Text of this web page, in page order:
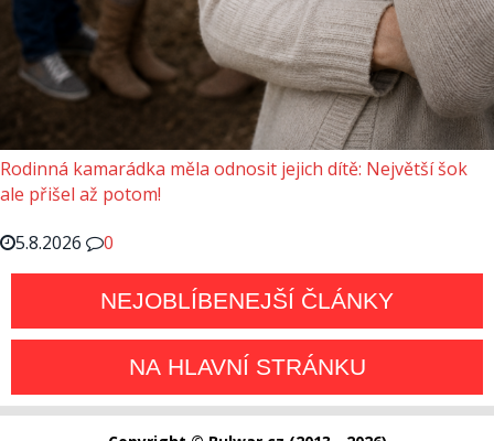
Rodinná kamarádka měla odnosit jejich dítě: Největší šok
ale přišel až potom!
5.8.2026
0
NEJOBLÍBENEJŠÍ ČLÁNKY
NA HLAVNÍ STRÁNKU